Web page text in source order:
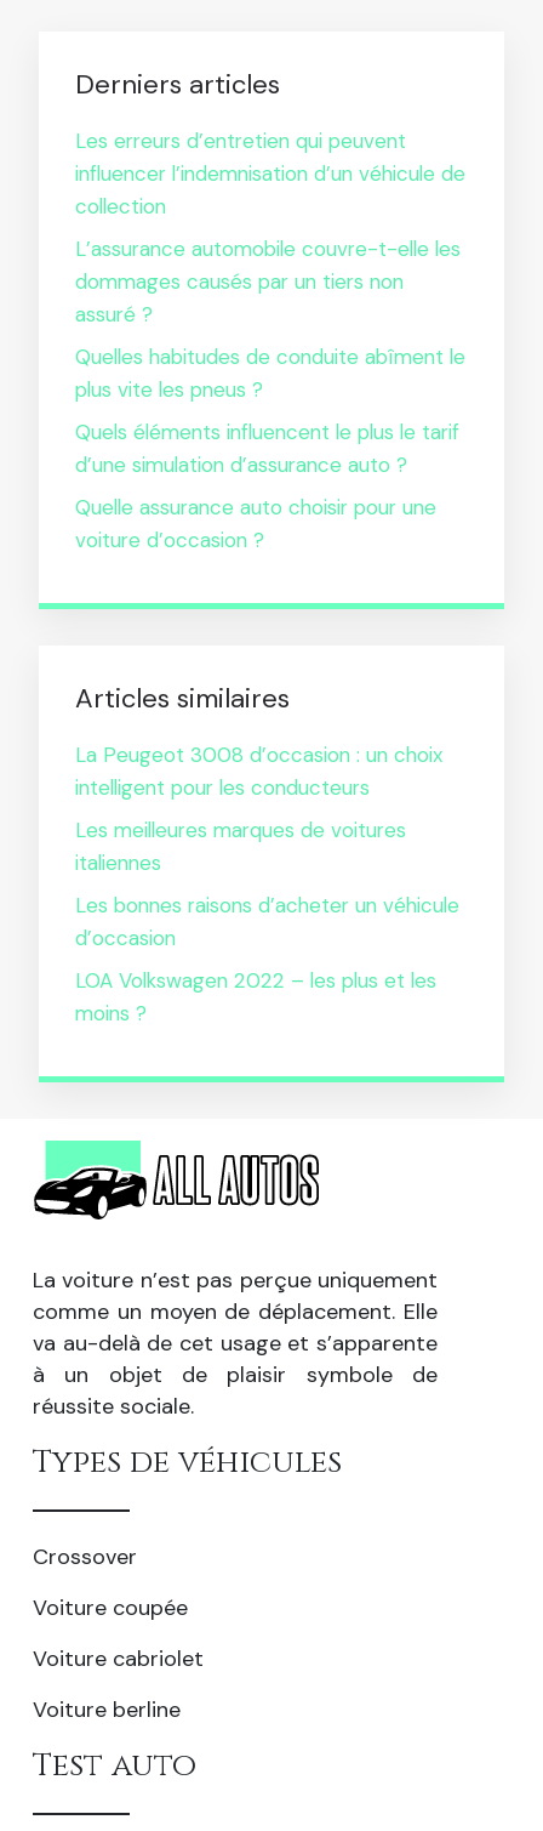
Derniers articles
Les erreurs d’entretien qui peuvent
influencer l’indemnisation d’un véhicule de
collection
L’assurance automobile couvre-t-elle les
dommages causés par un tiers non
assuré ?
Quelles habitudes de conduite abîment le
plus vite les pneus ?
Quels éléments influencent le plus le tarif
d’une simulation d’assurance auto ?
Quelle assurance auto choisir pour une
voiture d’occasion ?
Articles similaires
La Peugeot 3008 d’occasion : un choix
intelligent pour les conducteurs
Les meilleures marques de voitures
italiennes
Les bonnes raisons d’acheter un véhicule
d’occasion
LOA Volkswagen 2022 – les plus et les
moins ?
La voiture n’est pas perçue uniquement
comme un moyen de déplacement. Elle
va au-delà de cet usage et s’apparente
à un objet de plaisir symbole de
réussite sociale.
Types de véhicules
Crossover
Voiture coupée
Voiture cabriolet
Voiture berline
Test auto